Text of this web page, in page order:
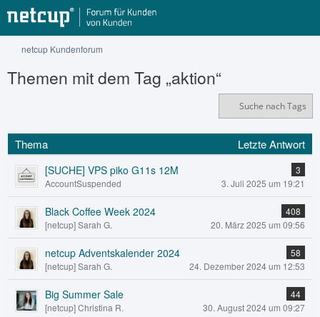
netcup Kundenforum
Themen mit dem Tag „aktion“
Suche nach Tags
Thema Letzte Antwort
[SUCHE] VPS piko G11s 12M
3
AccountSuspended
3. Juli 2025 um 19:21
Black Coffee Week 2024
408
[netcup] Sarah G.
20. März 2025 um 09:56
netcup Adventskalender 2024
58
[netcup] Sarah G.
24. Dezember 2024 um 12:53
Big Summer Sale
44
[netcup] Christina R.
30. August 2024 um 09:27